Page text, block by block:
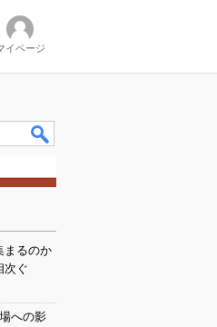
イページ
まるのか
ぐ
への影